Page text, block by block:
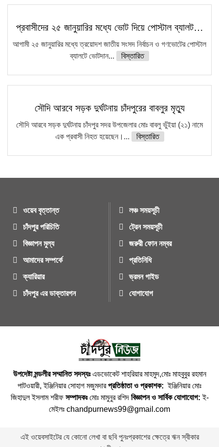
প্রবাসীদের ২৫ জানুয়ারির মধ্যে ভোট দিয়ে পোস্টাল ব্যালট…
আগামী ২৫ জানুয়ারির মধ্যে ত্রয়োদশ জাতীয় সংসদ নির্বাচন ও গণভোটের পোস্টাল
ব্যালটে ভোটদান...
বিস্তারিত
সৌদি আরবে সড়ক দুর্ঘটনায় চাঁদপুরের বাবলুর মৃত্যু
সৌদি আরবে সড়ক দুর্ঘটনায় চাঁদপুর সদর উপজেলার মোঃ বাবলু ভুঁইয়া (২১) নামে
এক প্রবাসী নিহত হয়েছেন।...
বিস্তারিত
ওয়েব বৃত্তান্ত
চাঁদপুর পরিচিতি
বিজ্ঞাপন মুল্য
আমাদের সম্পর্কে
ক্যারিয়ার
চাঁদপুর এর ডাক্তারগন
লঞ্চ সময়সূচী
ট্রেন সময়সূচী
জরুরী ফোন নম্বর
প্রতিনিধি
ভ্রমন গাইড
যোগাযোগ
উপদেষ্টা মন্ডলীর সম্মানিত সদস্যঃএডভোকেট শাহরিয়ার মাহমুদ,মোঃ মাহবুবুর রহমান
পাটওয়ারী, ইঞ্জিনিয়ার সোহাগ মজুমদারপ্রতিষ্ঠাতা ও প্রকাশক: ইঞ্জিনিয়ার মোঃ
জিহাদুল ইসলাম শরীফ সম্পাদকঃমোঃ মামুনুর রশিদ বিজ্ঞাপন ও সার্বিক যোগাযোগ: ই-
মেইলঃ chandpurnews99@gmail.com
এই ওয়েবসাইটের যে কোনো লেখা বা ছবি পুনঃপ্রকাশের ক্ষেত্রে ঋন স্বীকার